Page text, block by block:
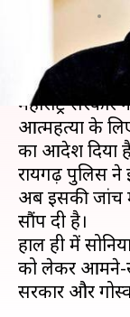
क्या है खबर?
महाराष्ट्र
आत्महत्या के
का आदेश दिया
रायगढ़ पुलिस ने
अब इसकी जांच
सौंप दी है।
हाल ही में
को लेकर आमने-